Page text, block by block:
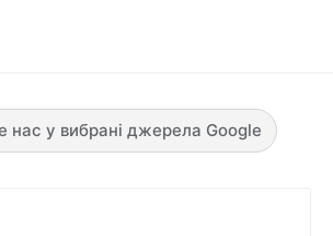
нас у вибрані джерела Google